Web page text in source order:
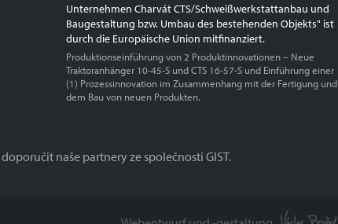
Unternehmen Charvát CTS/Schweißwerkstattanbau und
Baugestaltung bzw. Umbau des bestehenden Objekts" ist
durch die Europäische Union mitfinanziert.
Produktionseinführung von 2 Produktinnovationen – Neue
Traktoranhänger 10-45-S und CTS 16-57-S und Einführung einer
(1) Prozessinnovation im Zusammenhang mit der Fertigung und
dem Bau von neuen Produkten.
naše partnery ze společnosti GIST.
Václav Brožek